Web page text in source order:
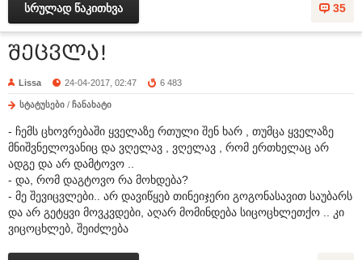
35
სრულად წაკითხვა
შეცვლა!
Lissa 24-04-2017, 02:47 6 483
სტატუსები / ჩანახატი
- ჩემს ცხოვრებაში ყველაზე რთული შენ ხარ , თუმცა ყველაზე
მნიშვნელოვანიც და ვღელავ , ვღელავ , რომ ერთხელაც არ
ადგე და არ დამტოვო ..
- და, რომ დაგტოვო რა მოხდება?
- მე შევიცვლები.. არ დავიწყებ თინეიჯერი გოგონასავით საუბარს
და არ გეტყვი მოვკვდები, აღარ მომინდება სიცოცხლეთქო .. კი
ვიცოცხლებ, შეიძლება